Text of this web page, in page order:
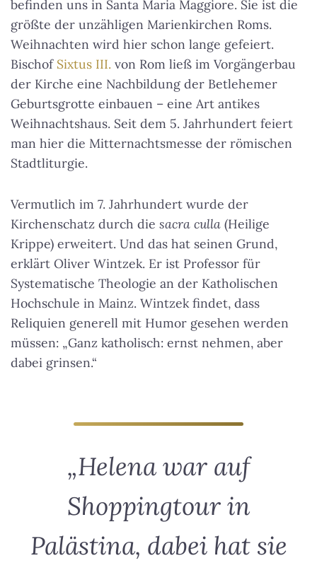
befinden uns in Santa Maria Maggiore. Sie ist die
größte der unzähligen Marienkirchen Roms.
Weihnachten wird hier schon lange gefeiert.
Bischof Sixtus III. von Rom ließ im Vorgängerbau
der Kirche eine Nachbildung der Betlehemer
Geburtsgrotte einbauen – eine Art antikes
Weihnachtshaus. Seit dem 5. Jahrhundert feiert
man hier die Mitternachtsmesse der römischen
Stadtliturgie.
Vermutlich im 7. Jahrhundert wurde der
Kirchenschatz durch die sacra culla (Heilige
Krippe) erweitert. Und das hat seinen Grund,
erklärt Oliver Wintzek. Er ist Professor für
Systematische Theologie an der Katholischen
Hochschule in Mainz. Wintzek findet, dass
Reliquien generell mit Humor gesehen werden
müssen: „Ganz katholisch: ernst nehmen, aber
dabei grinsen.“
„Helena war auf
Shoppingtour in
Palästina, dabei hat sie